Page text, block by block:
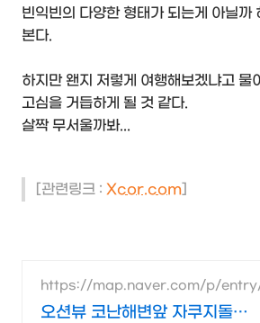
빈익빈의 다양한 형태가 되는게 아닐까
본다.
하지만 왠지 저렇게 여행해보겠냐고 물
고심을 거듭하게 될 것 같다.
살짝 무서울까봐...
[관련링크 : Xcor.com]
https://map.naver.com/p/
84915971
오션뷰 코난해변앞 자쿠지돌집